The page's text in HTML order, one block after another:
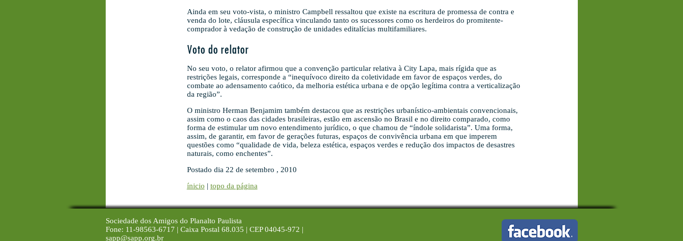
Ainda em seu voto-vista, o ministro Campbell ressaltou que existe na escritura de promessa de contra e
venda do lote, cláusula específica vinculando tanto os sucessores como os herdeiros do promitente-
comprador à vedação de construção de unidades editalícias multifamiliares.
Voto do relator
No seu voto, o relator afirmou que a convenção particular relativa à City Lapa, mais rígida que as
restrições legais, corresponde a “inequívoco direito da coletividade em favor de espaços verdes, do
combate ao adensamento caótico, da melhoria estética urbana e de opção legítima contra a verticalização
da região”.
O ministro Herman Benjamim também destacou que as restrições urbanístico-ambientais convencionais,
assim como o caos das cidades brasileiras, estão em ascensão no Brasil e no direito comparado, como
forma de estimular um novo entendimento jurídico, o que chamou de “índole solidarista”. Uma forma,
assim, de garantir, em favor de gerações futuras, espaços de convivência urbana em que imperem
questões como “qualidade de vida, beleza estética, espaços verdes e redução dos impactos de desastres
naturais, como enchentes”.
Postado dia 22 de setembro , 2010
ínicio | topo da página
Sociedade dos Amigos do Planalto Paulista
Fone: 11-98563-6717 | Caixa Postal 68.035 | CEP 04045-972 |
sapp@sapp.org.br